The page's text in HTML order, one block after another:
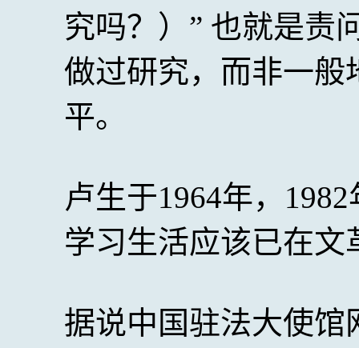
究吗？）” 也就是责
做过研究，而非一般
平。
卢生于1964年，
学习生活应该已在文
据说中国驻法大使